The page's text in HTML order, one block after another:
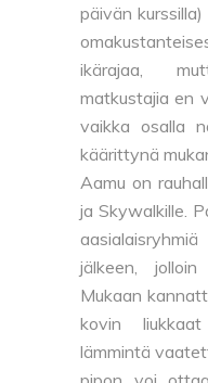
päivän
ikärajaa,
matkustajia en
vaikka osalla
käärittynä
Aamu on
ja Skywalkille.
jälkeen,
Mukaan
kovin
lämmintä